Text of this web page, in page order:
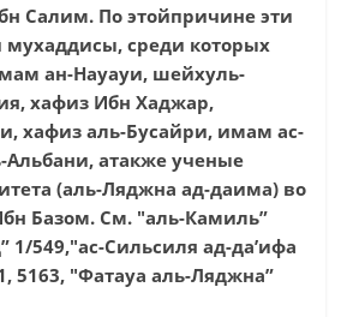
Салим. По этойпричине эти
мухаддисы, среди которых
ан-Науауи, шейхуль-
хафиз Ибн Хаджар,
хафиз аль-Бусайри, имам ас-
атакже ученые
(аль-Ляджна ад-даима) во
Базом. См. "аль-Камиль”
1/549,"ас-Сильсиля ад-да’ифа
5163, "Фатауа аль-Ляджна”